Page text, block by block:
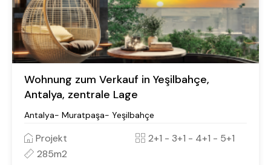
Wohnung zum Verkauf in Yeşilbahçe,
Antalya, zentrale Lage
Antalya- Muratpaşa- Yeşilbahçe
Projekt
2+1 - 3+1 - 4+1 - 5+1
285m2